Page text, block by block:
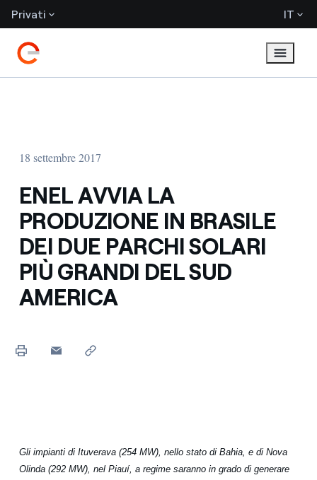
Privati IT
18 settembre 2017
ENEL AVVIA LA
PRODUZIONE IN BRASILE
DEI DUE PARCHI SOLARI
PIÙ GRANDI DEL SUD
AMERICA
Gli impianti di Ituverava (254 MW), nello stato di Bahia, e di Nova
Olinda (292 MW), nel Piauí, a regime saranno in grado di generare